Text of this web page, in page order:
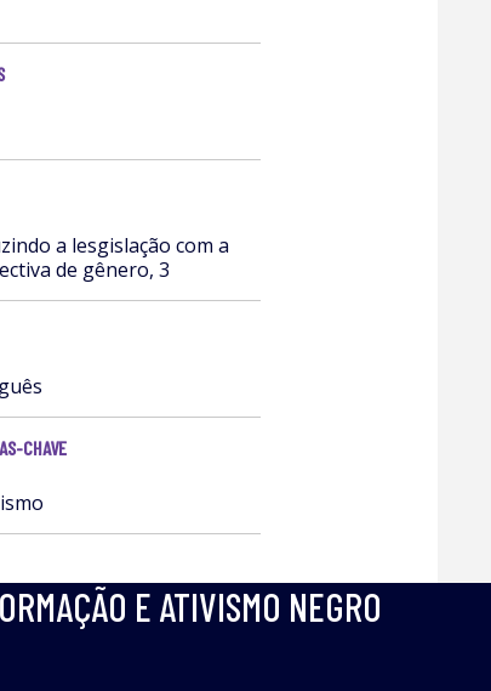
a lesgislação com a
de gênero, 3
CHAVE
E ATIVISMO NEGRO